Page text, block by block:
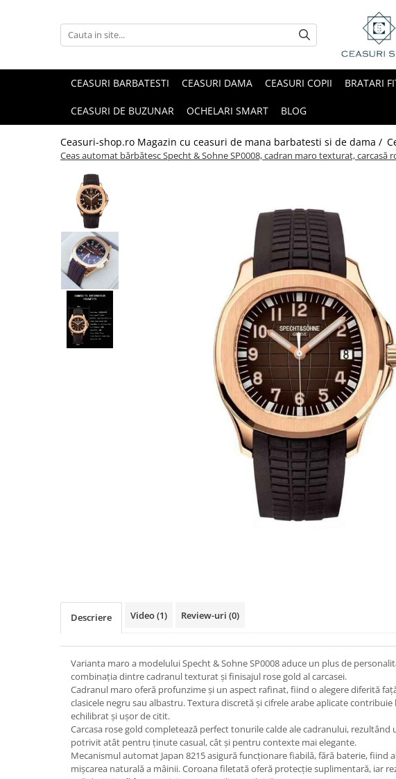
CEASURI BARBATESTI CEASURI DAMA CEASURI COPII BRATARI
CEASURI DE BUZUNAR OCHELARI SMART BLOG
Ceasuri-shop.ro Magazin cu ceasuri de mana barbatesti si de dama /
Ceas automat bărbătesc Specht & Sohne SP0008, cadran maro texturat, carcasă
Descriere Video(1) Review-uri (0)
Varianta maro a modelului Specht & Sohne SP0008 aduce un plus de
combinația dintre cadranul texturat și finisajul rose gold al carcasei.
Cadranul maro oferă profunzime și un aspect rafinat, fiind o alegere diferită
clasicele negru sau albastru. Textura discretă și cifrele arabe aplicate contribuie
echilibrat și ușor de citit.
Carcasa rose gold completează perfect tonurile calde ale cadranului, rezultând
potrivit atât pentru ținute casual, cât și pentru contexte mai elegante.
Mecanismul automat Japan 8215 asigură funcționare fiabilă, fără baterie, fiind
mișcarea naturală a mâinii. Coroana filetată oferă protecție suplimentară, iar